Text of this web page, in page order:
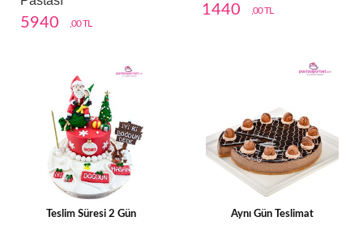
5940 ,00 TL
1440 ,00 TL
Teslim Süresi 2 Gün Aynı Gün Teslimat